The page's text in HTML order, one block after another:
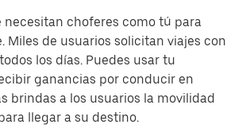
necesitan choferes como tú para
Miles de usuarios solicitan viajes con
los días. Puedes usar tu
ganancias por conducir en
brindas a los usuarios la movilidad
llegar a su destino.